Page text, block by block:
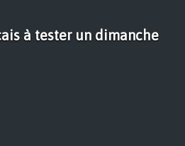
à tester un dimanche